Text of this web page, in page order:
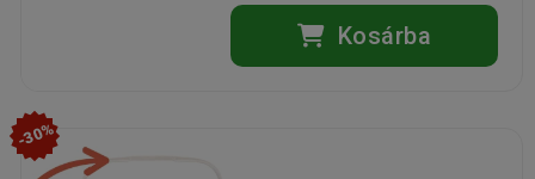
Kosárba
-30%